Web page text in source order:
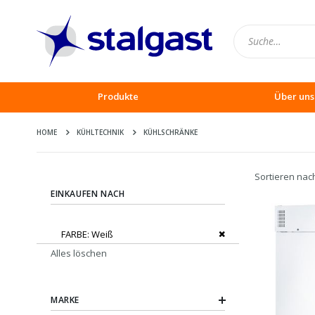
Produkte Über uns
HOME KÜHLTECHNIK KÜHLSCHRÄNKE
Sortieren
EINKAUFEN NACH
FARBE Weiß
Dies entfernen
Alles löschen
MARKE